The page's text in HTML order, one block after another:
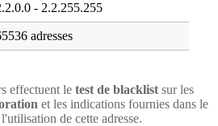
- 2.2.255.255
adresses
effectuent le test de blacklist sur les
et les indications fournies dans le
de cette adresse.